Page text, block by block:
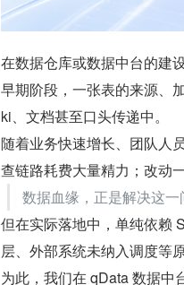
在数据仓库或数据中台的建
早期阶段，一张表的来源、
ki、文档甚至口头传递中。
随着业务快速增长、团队人
查链路耗费大量精力；改动
数据血缘，正是解决这一
但在实际落地中，单纯依赖
层、外部系统未纳入调度等
为此，我们在 qData 数据中